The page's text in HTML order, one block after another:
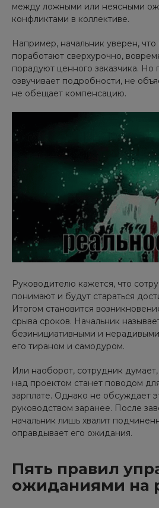
между ложными или неясными
конфликтами в коллективе.
Например, начальник уверен,
поработают сверхурочно,
порадуют ценного заказчика. Но
озвучивает подробности, не
не обещает компенсацию.
Руководителю кажется, что
понимают и будут стараться
Итогом становится
срыва сроков. Начальник
безинициативными и
его тираном и самодуром.
Или наоборот, сотрудник
над проектом станет поводом
зарплате. Однако не обсуждает
руководством заранее. После
начальник лишь хвалит
оправдывает его ожидания.
Пять правил
ожиданиями на